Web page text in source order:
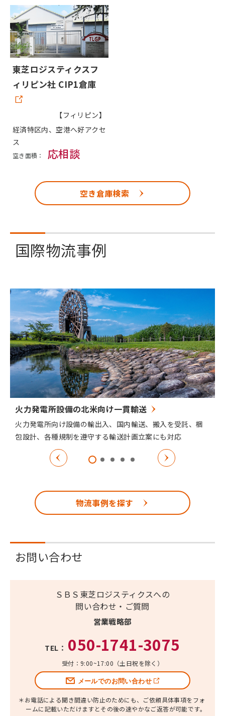
東芝ロジスティクスフ
ィリピン社 CIP1倉庫
【フィリピン】
経済特区内、空港へ好アクセ
ス
空き面積： 応相談
空き倉庫検索
国際物流事例
火力発電所設備の北米向け一貫輸送
火力発電所向け設備の輸出入、国内輸送、搬入を受託、梱
包設計、各種規制を遵守する輸送計画立案にも対応
物流事例を探す
お問い合わせ
ＳＢＳ東芝ロジスティクスへの
問い合わせ・ご質問
営業戦略部
TEL： 050-1741-3075
受付：9:00~17:00（土日祝を除く）
メールでのお問い合わせ
＊お電話による聞き間違い防止のためにも、ご依頼具体事項をフォ
ームに記載いただけますとその後の速やかなご返答が可能です。